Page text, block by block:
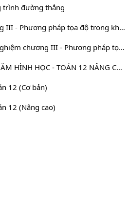
trình đường thẳng
Ôn tập chương III - Phương pháp tọa độ trong không gian
Câu hỏi trắc nghiệm chương III - Phương pháp tọa độ trong không gian
ÔN TẬP CUỐI NĂM HÌNH HỌC - TOÁN 12 NÂNG CAO
12 (Cơ bản)
12 (Nâng cao)